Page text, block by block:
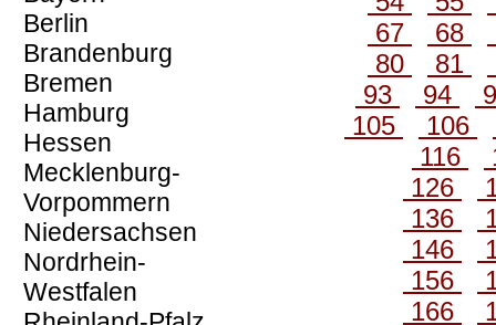
Berlin
Brandenburg
Bremen
Hamburg
Hessen
Mecklenburg-
Vorpommern
Niedersachsen
Nordrhein-
Westfalen
67
68
80
81
93
94
105
106
116
126
136
146
156
166